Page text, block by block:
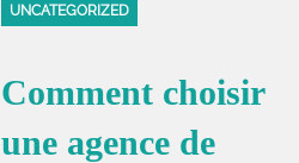
UNCATEGORIZED
Comment choisir
une agence de